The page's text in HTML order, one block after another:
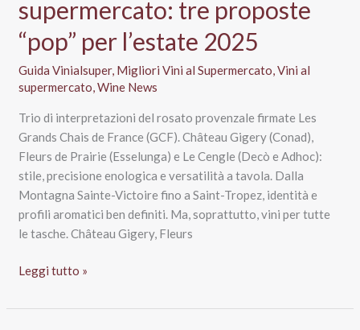
supermercato: tre proposte
“pop” per l’estate 2025
Guida Vinialsuper, Migliori Vini al Supermercato,Vini al
supermercato,Wine News
Trio di interpretazioni del rosato provenzale firmate Les
Grands Chais de France (GCF). Château Gigery (Conad),
Fleurs de Prairie (Esselunga) e Le Cengle (Decò e Adhoc):
stile, precisione enologica e versatilità a tavola. Dalla
Montagna Sainte-Victoire fino a Saint-Tropez, identità e
profili aromatici ben definiti. Ma, soprattutto, vini per tutte
le tasche. Château Gigery, Fleurs
Vini
di
Leggi tutto »